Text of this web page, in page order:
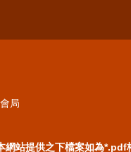
局
網站提供之下檔案如為